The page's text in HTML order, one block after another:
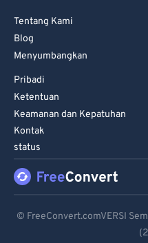
Tentang Kami
Blog
Menyumbangkan
Pribadi
Ketentuan
Keamanan dan Kepatuhan
Kontak
status
© FreeConvert.comVERSI